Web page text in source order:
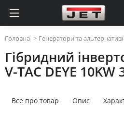
Головна Генератори та
Гібридний
V-TAC DEYE 10KW
Все про товар Опис